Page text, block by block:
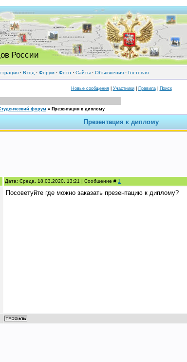
России
· Вход · Форум· Фото· Cайты· Объявления· Гостевая
Новые сообщения| Участники| Правила| Поиск
форум » Презентация к диплому
Презентация к диплому
Дата: Среда, 18.03.2020, 13:21 | Сообщение # 1
Посоветуйте где можно заказать презентацию к диплому?